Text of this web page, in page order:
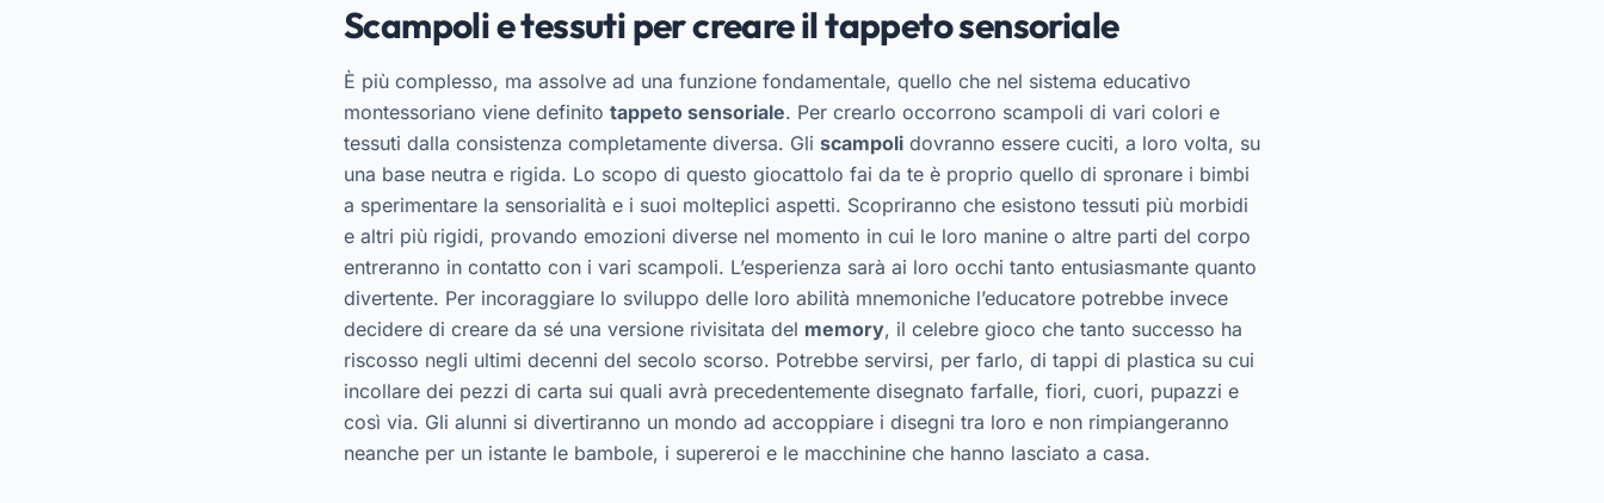
Scampoli e tessuti per creare il tappeto sensoriale
È più complesso, ma assolve ad una funzione fondamentale, quello che nel sistema educativo
montessoriano viene definito tappeto sensoriale. Per crearlo occorrono scampoli di vari colori e
tessuti dalla consistenza completamente diversa. Gli scampolidovranno essere cuciti, a loro volta, su
una base neutra e rigida. Lo scopo di questo giocattolo fai da te è proprio quello di spronare i bimbi
a sperimentare la sensorialità e i suoi molteplici aspetti. Scopriranno che esistono tessuti più morbidi
e altri più rigidi, provando emozioni diverse nel momento in cui le loro manine o altre parti del corpo
entreranno in contatto con i vari scampoli. L’esperienza sarà ai loro occhi tanto entusiasmante quanto
divertente. Per incoraggiare lo sviluppo delle loro abilità mnemoniche l’educatore potrebbe invece
decidere di creare da sé una versione rivisitata del memory, il celebre gioco che tanto successo ha
riscosso negli ultimi decenni del secolo scorso. Potrebbe servirsi, per farlo, di tappi di plastica su cui
incollare dei pezzi di carta sui quali avrà precedentemente disegnato farfalle, fiori, cuori, pupazzi e
così via. Gli alunni si divertiranno un mondo ad accoppiare i disegni tra loro e non rimpiangeranno
neanche per un istante le bambole, i supereroi e le macchinine che hanno lasciato a casa.